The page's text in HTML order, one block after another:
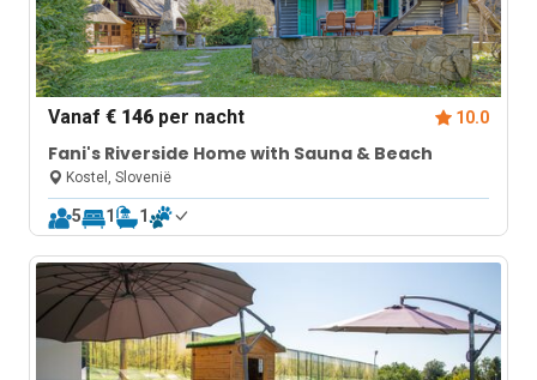
Vanaf€ 146 per nacht 10.0
Fani's Riverside Home with Sauna & Beach
Kostel, Slovenië
5 1 1